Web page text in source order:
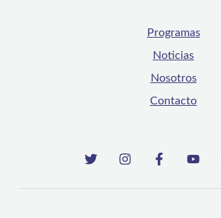
Programas
Noticias
Nosotros
Contacto